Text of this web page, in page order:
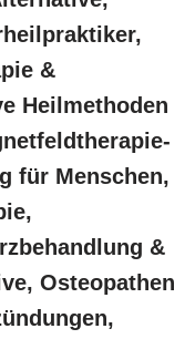
&
Heilmethoden
für Menschen,
&
Osteopathen